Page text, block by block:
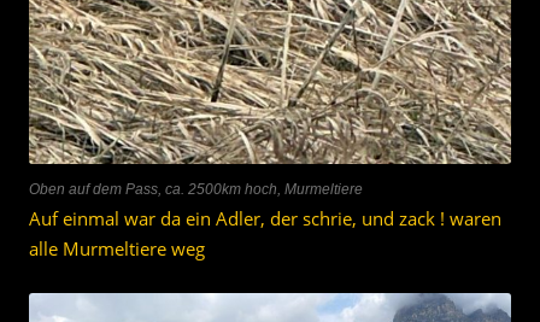
Oben auf dem Pass, ca. 2500km hoch, Murmeltiere
Auf einmal war da ein Adler, der schrie, und zack ! waren
alle Murmeltiere weg